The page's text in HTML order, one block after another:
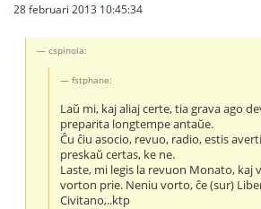
28 februari 2013 10:45:34
cspinola:
fstphane:
Laŭ mi, kaj aliaj certe, tia grava ago
preparita longtempe antaŭe.
Ĉu ĉiu asocio, revuo, radio, estis
preskaŭ certas, ke ne.
Laste, mi legis la revuon Monato, kaj
vorton prie. Neniu vorto, ĉe (sur)
Civitano,..ktp